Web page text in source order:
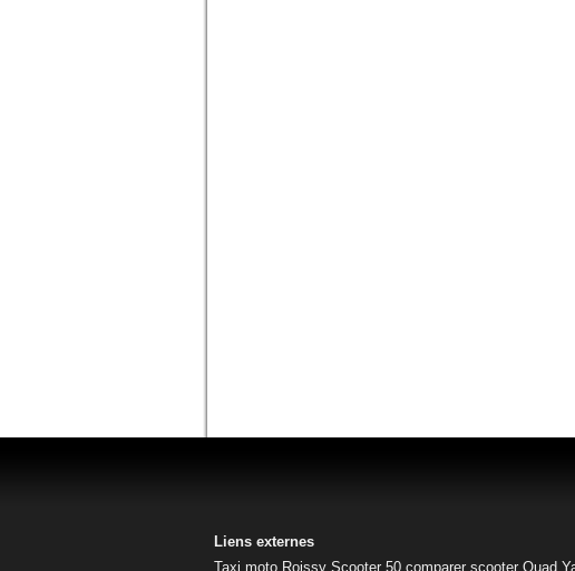
Liens externes
Taxi moto Roissy Scooter 50 comparer scooter Quad